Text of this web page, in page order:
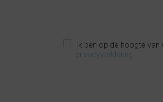
Ik ben op de hoogte
privacyverklaring